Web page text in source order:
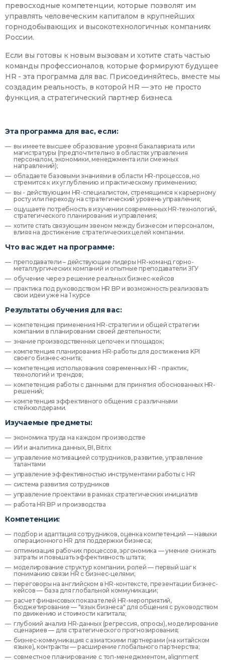
превосходные компетенции, которые позволят им
управлять человеческим капиталом в крупнейших
горнодобывающих и высокотехнологичных компаниях
России.
Если вы готовы к новым вызовам и хотите стать частью
команды профессионалов, которые формируют будущее
HR - эта программа для вас. Присоединяйтесь, вместе мы
создадим реальность, в которой HR — это не просто
функция, а стратегический партнер бизнеса.
Эта программа для вас, если:
вы имеете высшее образование уровня бакалавриата или
магистратуры (предпочтительно в областях управления
персоналом, экономики, менеджмента или смежных
направлений);
обладаете базовыми знаниями в области HR-процессов, но
стремится к их углублению и практическому применению;
вы - действующим HR-специалистом, стремящимся к карьерному
росту или переходу на стратегический уровень управления;
ощущаете потребность в изучении современных HR-технологий,
стратегического планирования и управления;
хотите стать связующим звеном между бизнесом и персоналом,
влияя на достижение стратегических целей компании.
Что вас ждет на программе:
преподаватели – действующие лидеры HR-команд горно-
металлургических компаний и опытные преподаватели ЗГУ
обучение через решение реальных бизнес-кейсов
практика под руководством HR BP и возможность реализовать
свои идеи уже на 1 курсе
Результаты обучения для вас:
компетенция применения HR-стратегии и общей стратегии
компании в планировании своей деятельности;
знание производственных цепочек и площадок;
компетенция планирования HR-работы для достижения KPI
своего бизнес-юнита;
компетенция использования современных HR - практик,
технологий и трендов;
компетенция работы с данными для принятия обоснованных HR-
решений;
компетенция эффективного общения с различными
стейкхолдерами.
Изучаемые предметы:
экономика труда на каждом производстве
ИИ и аналитика данных, BI, Bitrix
управление мотивацией сотрудников, развитие, управление
талантами
управление эффективностью инструментами работы с HR
система развития сотрудников
управление проектами в рамках стратегических инициатив
работа HR BP и производства
Компетенции:
подбор и адаптация сотрудников, оценка компетенций — навыки
операционного HR для поддержки бизнеса;
оптимизация рабочих процессов, эргономика — умение снижать
затраты и повышать эффективность штата;
моделирование структур компании, ролей — первый шаг к
пониманию связи HR с бизнес-целями;
переговоры на английском в HR-контексте, презентации бизнес-
кейсов — база для глобальной коммуникации;
расчет финансовых показателей HR-мероприятий,
бюджетирование — "язык бизнеса" для общения с руководством
по движению и стоимости капитала;
глубокий анализ HR-данных (регрессия, опросы), моделирование
сценариев — для стратегического прогнозирования;
бизнес-коммуникация с азиатскими партнерами (на китайском
языке), контракты — расширение глобального партнерства;
совместное планирование с топ-менеджментом, alignment